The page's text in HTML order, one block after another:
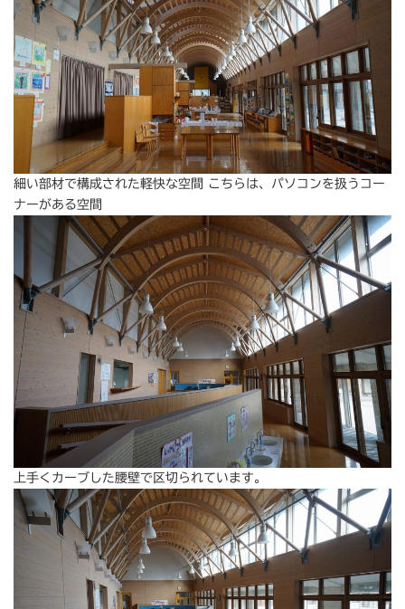
細い部材で構成された軽快な空間 こちらは、パソコンを扱うコー
ナーがある空間
上手くカーブした腰壁で区切られています。